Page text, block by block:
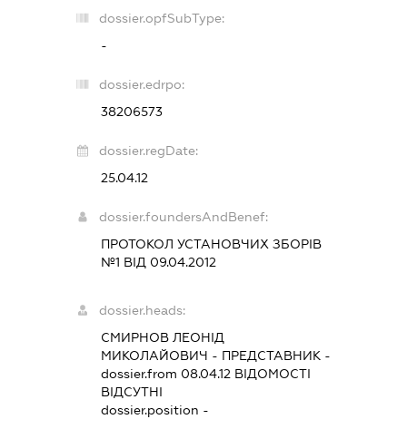
dossier.opfSubType:
-
dossier.edrpo:
38206573
dossier.regDate:
25.04.12
dossier.foundersAndBenef:
ПРОТОКОЛ УСТАНОВЧИХ ЗБОРІВ
№1 ВІД 09.04.2012
dossier.heads:
СМИРНОВ ЛЕОНІД
МИКОЛАЙОВИЧ - ПРЕДСТАВНИК -
dossier.from 08.04.12 ВІДОМОСТІ
ВІДСУТНІ
dossier.position -